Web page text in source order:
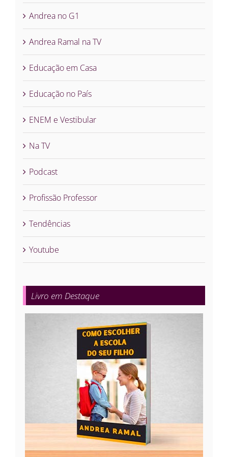
Andrea no G1
Andrea Ramal na TV
Educação em Casa
Educação no País
ENEM e Vestibular
Na TV
Podcast
Profissão Professor
Tendências
Youtube
Livro em Destaque